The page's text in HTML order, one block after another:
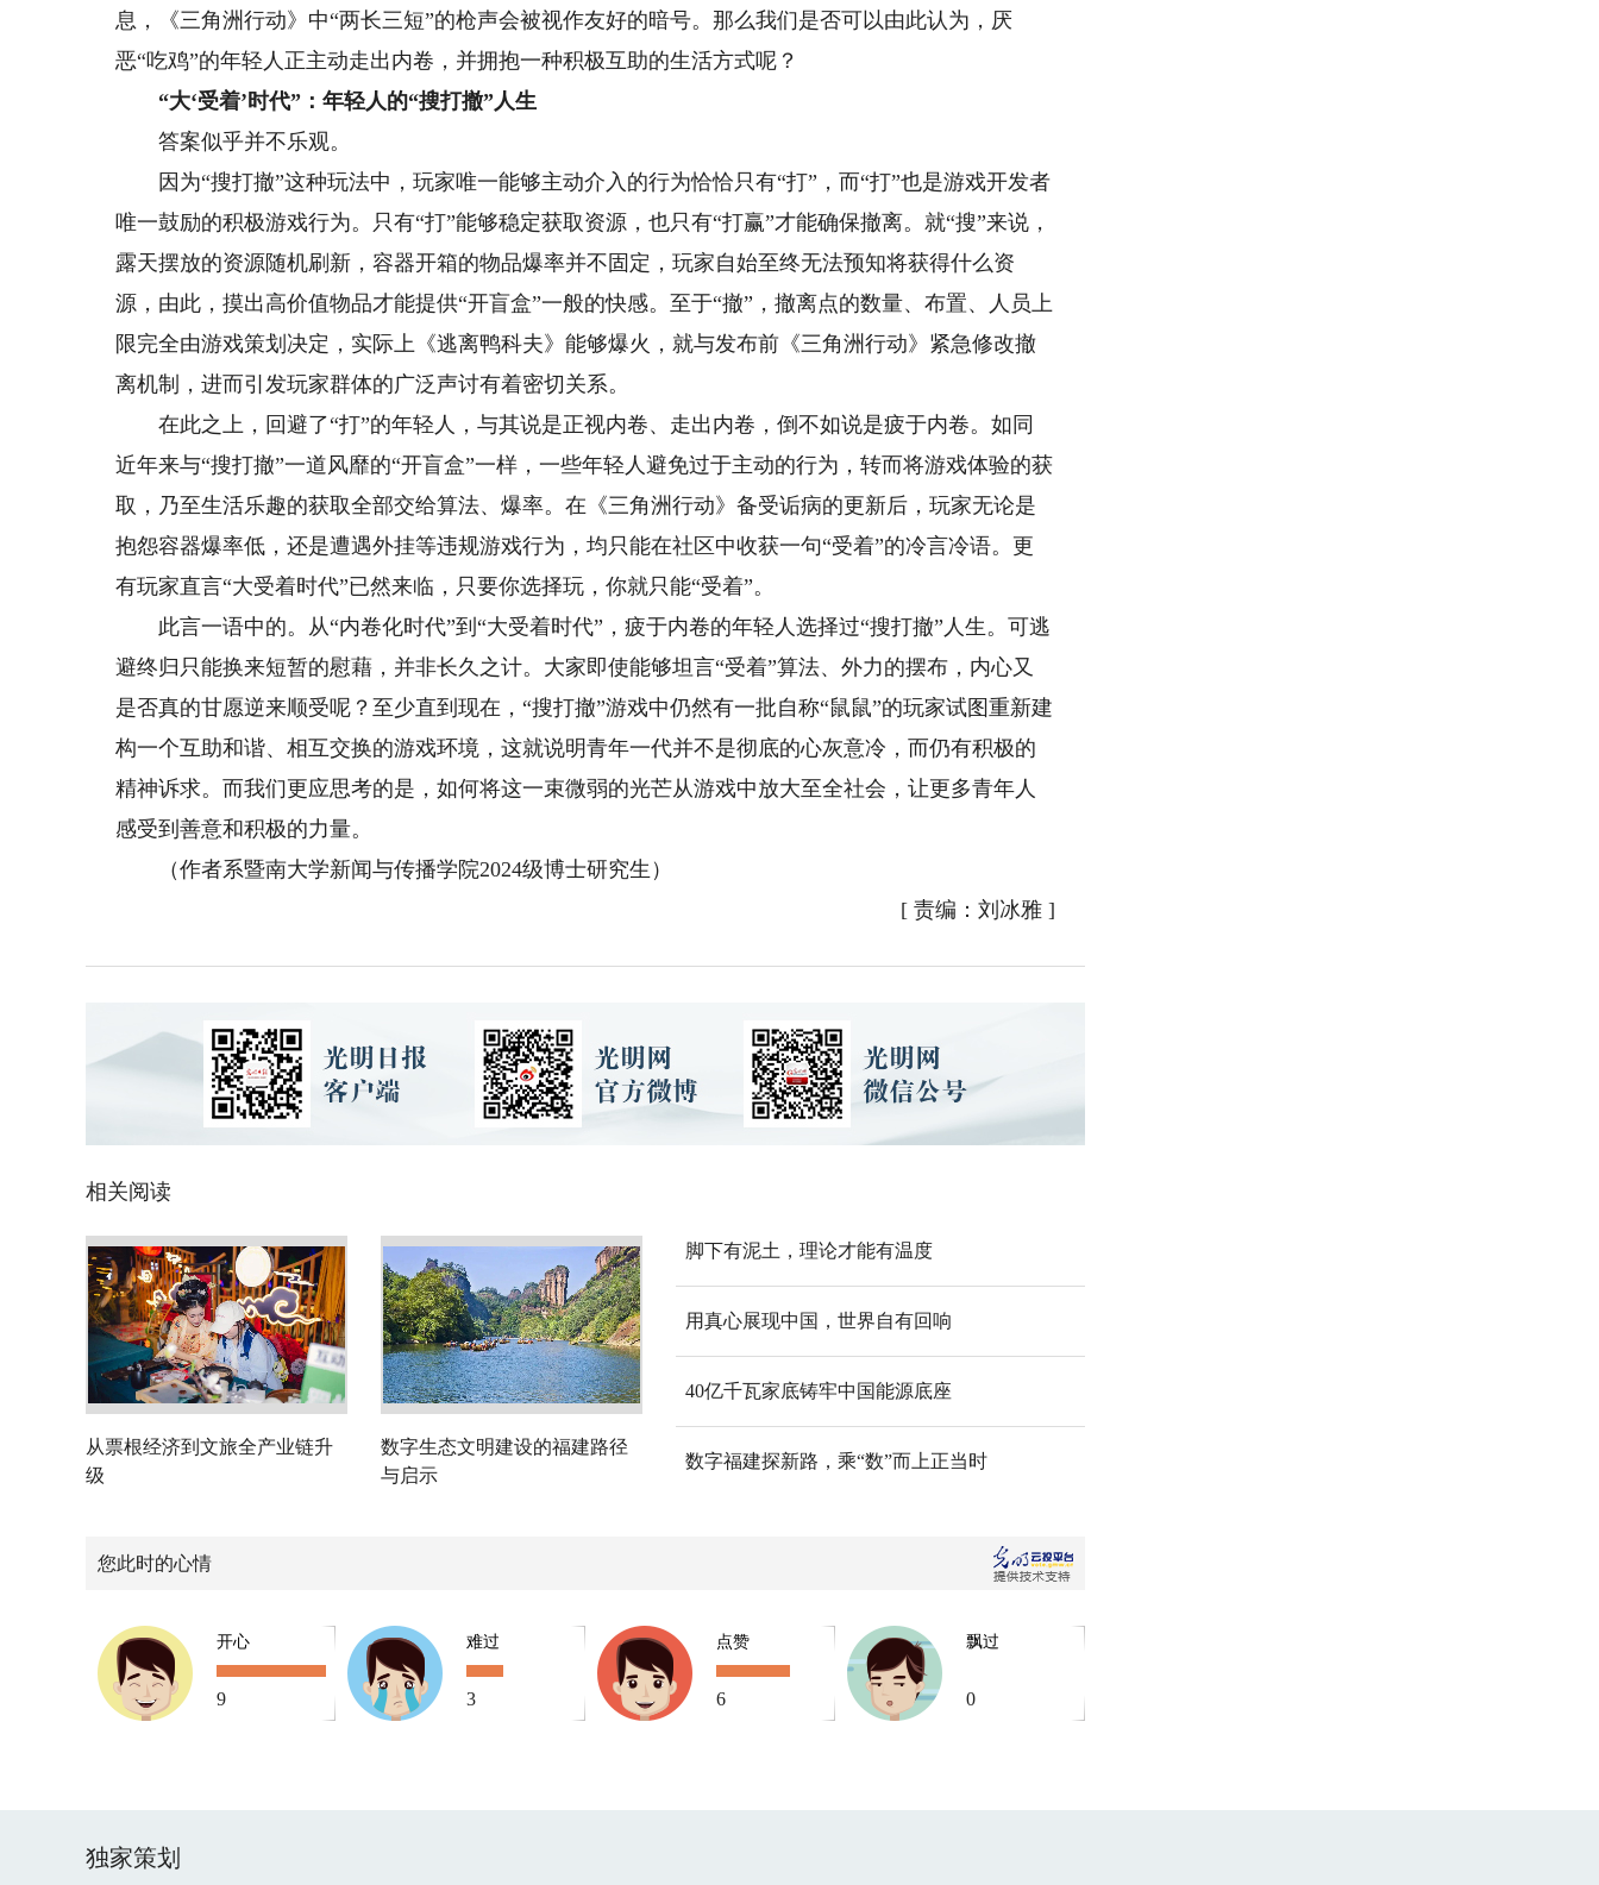
息，《三角洲行动》中“两长三短”的枪声会被视作友好的暗号。那么我们是否可以由此认为，厌
恶“吃鸡”的年轻人正主动走出内卷，并拥抱一种积极互助的生活方式呢？
“大‘受着’时代”：年轻人的“搜打撤”人生
答案似乎并不乐观。
因为“搜打撤”这种玩法中，玩家唯一能够主动介入的行为恰恰只有“打”，而“打”也是游戏开发者
唯一鼓励的积极游戏行为。只有“打”能够稳定获取资源，也只有“打赢”才能确保撤离。就“搜”来说，
露天摆放的资源随机刷新，容器开箱的物品爆率并不固定，玩家自始至终无法预知将获得什么资
源，由此，摸出高价值物品才能提供“开盲盒”一般的快感。至于“撤”，撤离点的数量、布置、人员上
限完全由游戏策划决定，实际上《逃离鸭科夫》能够爆火，就与发布前《三角洲行动》紧急修改撤
离机制，进而引发玩家群体的广泛声讨有着密切关系。
在此之上，回避了“打”的年轻人，与其说是正视内卷、走出内卷，倒不如说是疲于内卷。如同
近年来与“搜打撤”一道风靡的“开盲盒”一样，一些年轻人避免过于主动的行为，转而将游戏体验的获
取，乃至生活乐趣的获取全部交给算法、爆率。在《三角洲行动》备受诟病的更新后，玩家无论是
抱怨容器爆率低，还是遭遇外挂等违规游戏行为，均只能在社区中收获一句“受着”的冷言冷语。更
有玩家直言“大受着时代”已然来临，只要你选择玩，你就只能“受着”。
此言一语中的。从“内卷化时代”到“大受着时代”，疲于内卷的年轻人选择过“搜打撤”人生。可逃
避终归只能换来短暂的慰藉，并非长久之计。大家即使能够坦言“受着”算法、外力的摆布，内心又
是否真的甘愿逆来顺受呢？至少直到现在，“搜打撤”游戏中仍然有一批自称“鼠鼠”的玩家试图重新建
构一个互助和谐、相互交换的游戏环境，这就说明青年一代并不是彻底的心灰意冷，而仍有积极的
精神诉求。而我们更应思考的是，如何将这一束微弱的光芒从游戏中放大至全社会，让更多青年人
感受到善意和积极的力量。
（作者系暨南大学新闻与传播学院2024级博士研究生）
[ 责编：刘冰雅 ]
相关阅读
从票根经济到文旅全产业链升
级
数字生态文明建设的福建路径
与启示
脚下有泥土，理论才能有温度
用真心展现中国，世界自有回响
40亿千瓦家底铸牢中国能源底座
数字福建探新路，乘“数”而上正当时
您此时的心情
开心
9
难过
3
点赞
6
飘过
0
独家策划